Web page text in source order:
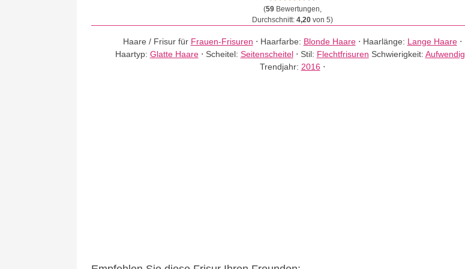
(59Bewertungen,
Durchschnitt: 4,20von 5)
Haare / Frisur für Frauen-Frisuren ⋅ Haarfarbe: Blonde Haare⋅ Haarlänge: Lange Haare⋅
Haartyp: Glatte Haare⋅ Scheitel: Seitenscheitel⋅ Stil: Flechtfrisuren Schwierigkeit: Aufwendig
Trendjahr: 2016 ⋅